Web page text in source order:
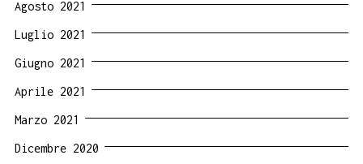
Agosto 2021
Luglio 2021
Giugno 2021
Aprile 2021
Marzo 2021
Dicembre 2020